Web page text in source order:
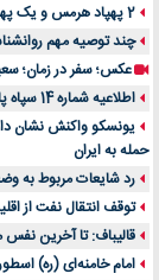
2 پهپاد هرمس و یک پهپاد MQ9 در اصفهان منهدم شد
چند توصیه مهم
عکس؛ سفر در زمان؛
اطلاعیه شماره 14 سپاه پاسداران
یونسکو واکنش نشان
حمله به ایران
رد شایعات مربوط به
توقف انتقال نفت از
قالیباف: تا آخرین نفس
امام خامنه‌ای (ره)